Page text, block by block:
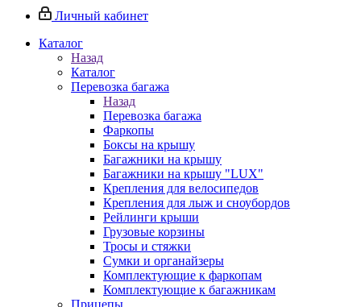
Личный кабинет
Каталог
Назад
Каталог
Перевозка багажа
Назад
Перевозка багажа
Фаркопы
Боксы на крышу
Багажники на крышу
Багажники на крышу "LUX"
Крепления для велосипедов
Крепления для лыж и сноубордов
Рейлинги крыши
Грузовые корзины
Тросы и стяжки
Сумки и органайзеры
Комплектующие к фаркопам
Комплектующие к багажникам
Прицепы